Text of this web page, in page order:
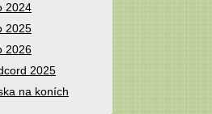
2024
2025
2026
2025
na koních